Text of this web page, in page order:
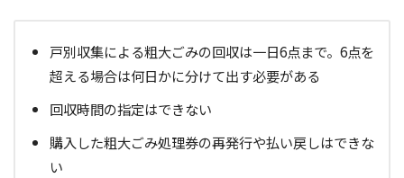
戸別収集による粗大ごみの回収は一日6点まで。6点を
超える場合は何日かに分けて出す必要がある
回収時間の指定はできない
購入した粗大ごみ処理券の再発行や払い戻しはできな
い